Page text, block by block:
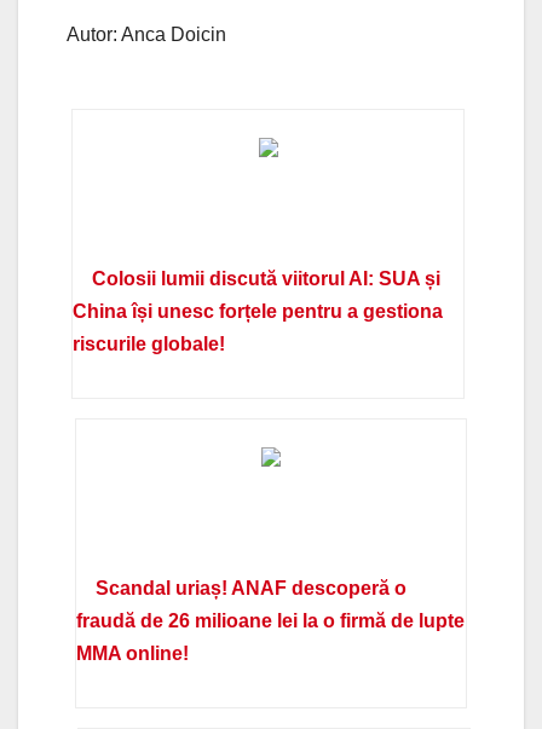
Autor: Anca Doicin
Colosii lumii discută viitorul AI: SUA și
China își unesc forțele pentru a gestiona
riscurile globale!
Scandal uriaș! ANAF descoperă o
fraudă de 26 milioane lei la o firmă de lupte
MMA online!